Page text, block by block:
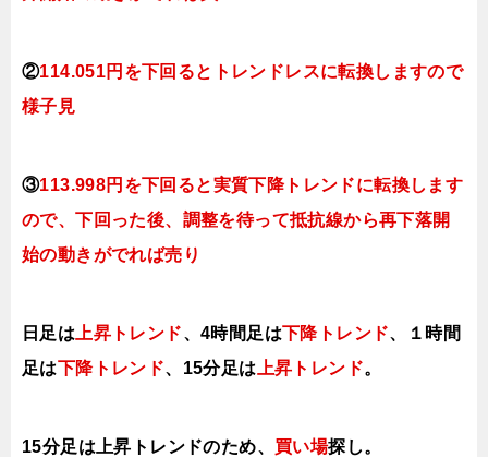
②114.051円を下回るとトレンドレスに転換しますので
様子見
③113.998円を下回ると実質下降トレンドに転換します
ので、下回った後、調整を待って抵抗線から再下落開
始の動きがでれば売り
日足は 上昇トレンド、4時間足は下降ト レンド、１時間
足は下降トレンド、15分足は 上昇ト レンド。
15分足は上昇 トレンドのため、 買い場探し。